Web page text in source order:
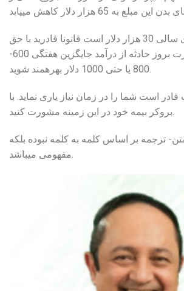
اگر درآمدتان بالای سالی 30 هزار دلار است قانونا قادرید با حق
بیمه اضافی در صورت بروز حادثه از درآمد جایگزین هفتگی 600-
است شما را در زمان نیاز یاری نماید. با
ترجمه بر اساس کلمه به کلمه نبوده بلکه